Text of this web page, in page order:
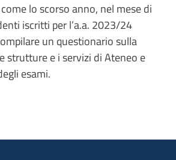
lo scorso anno, nel mese di
iscritti per l’a.a. 2023/24
un questionario sulla
strutture e i servizi di Ateneo e
esami.